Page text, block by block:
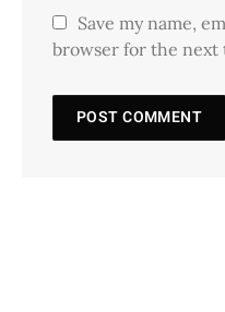
Save my name,
browser for the next